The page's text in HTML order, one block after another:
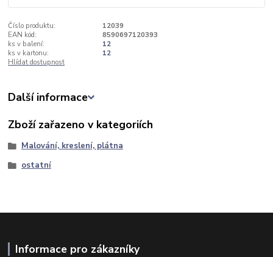
Číslo produktu:
12039
EAN kód:
8590697120393
ks v balení:
12
ks v kartonu:
12
Hlídat dostupnost
Další informace
Zboží zařazeno v kategoriích
Malování, kreslení, plátna
ostatní
Informace pro zákazníky